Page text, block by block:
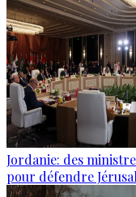
Jordanie: des
pour défendre